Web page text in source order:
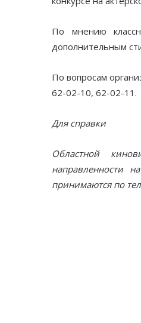
По мнению
дополнительным
По вопросам
62-02-10, 62-02-11.
Для справки
Областной
направленности
принимаются по